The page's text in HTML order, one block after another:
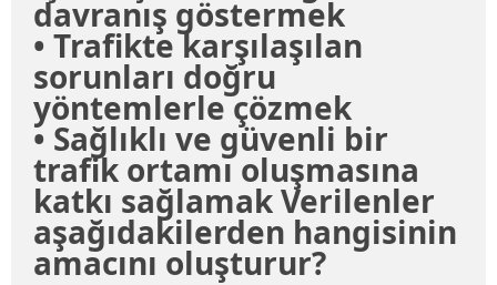
davranış göstermek
• Trafikte karşılaşılan
sorunları doğru
yöntemlerle çözmek
• Sağlıklı ve güvenli bir
trafik ortamı oluşmasına
katkı sağlamak Verilenler
aşağıdakilerden hangisinin
amacını oluşturur?